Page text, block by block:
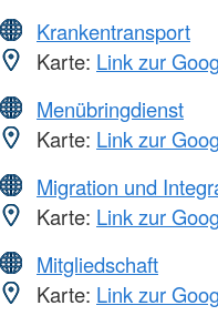
Krankentransport
Karte: Link zur
Menübringdienst
Karte: Link zur
Migration und
Karte: Link zur
Mitgliedschaft
Karte: Link zur